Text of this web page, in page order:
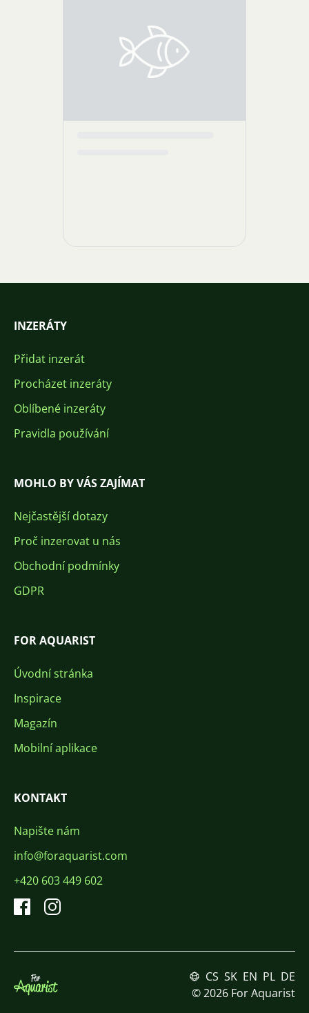
INZERÁTY
Přidat inzerát
Procházet inzeráty
Oblíbené inzeráty
Pravidla používání
MOHLO BY VÁS ZAJÍMAT
Nejčastější dotazy
Proč inzerovat u nás
Obchodní podmínky
GDPR
FOR AQUARIST
Úvodní stránka
Inspirace
Magazín
Mobilní aplikace
KONTAKT
Napište nám
info@foraquarist.com
+420 603 449 602
CS SK EN PL DE
© 2026 For Aquarist